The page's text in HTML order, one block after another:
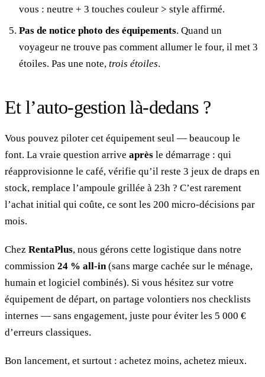
vous : neutre + 3 touches couleur > style affirmé.
Pas de notice photo des équipements. Quand un
voyageur ne trouve pas comment allumer le four, il met 3
étoiles. Pas une note, trois étoiles.
Et l’auto-gestion là-dedans ?
Vous pouvez piloter cet équipement seul — beaucoup le
font. La vraie question arrive après le démarrage : qui
réapprovisionne le café, vérifie qu’il reste 3 jeux de draps en
stock, remplace l’ampoule grillée à 23h ? C’est rarement
l’achat initial qui coûte, ce sont les 200 micro-décisions par
mois.
Chez RentaPlus, nous gérons cette logistique dans notre
commission 24 % all-in(sans marge cachée sur le ménage,
humain et logiciel combinés). Si vous hésitez sur votre
équipement de départ, on partage volontiers nos checklists
internes — sans engagement, juste pour éviter les 5 000 €
d’erreurs classiques.
Bon lancement, et surtout : achetez moins, achetez mieux.